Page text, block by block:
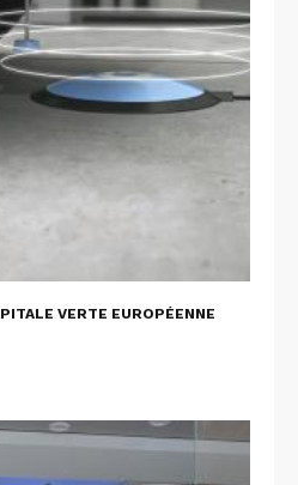
VERTE EUROPÉENNE